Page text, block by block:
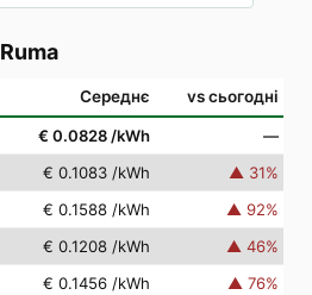
Ruma
Середнє vs сьогодні
€ 0.0828 /kWh
—
€ 0.1083 /kWh ▲ 31%
€ 0.1588 /kWh ▲ 92%
€ 0.1208 /kWh ▲ 46%
€ 0.1456 /kWh ▲ 76%